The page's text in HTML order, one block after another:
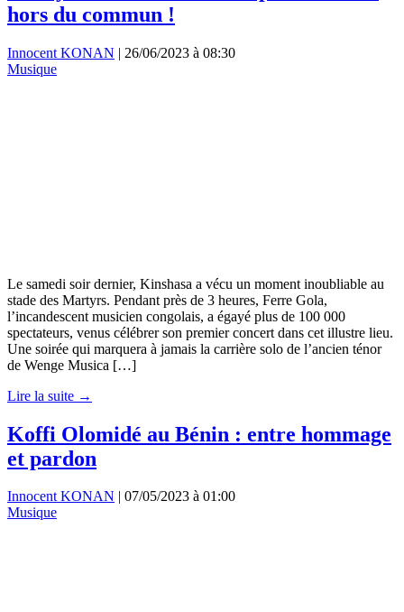
hors du commun !
Innocent KONAN | 26/06/2023 à 08:30
Musique
Le samedi soir dernier, Kinshasa a vécu un moment inoubliable au
stade des Martyrs. Pendant près de 3 heures, Ferre Gola,
l’incandescent musicien congolais, a égayé plus de 100 000
spectateurs, venus célébrer son premier concert dans cet illustre lieu.
Une soirée qui marquera à jamais la carrière solo de l’ancien ténor
de Wenge Musica […]
Lire la suite →
Koffi Olomidé au Bénin : entre hommage
et pardon
Innocent KONAN
07/05/2023 à 01:00
Musique